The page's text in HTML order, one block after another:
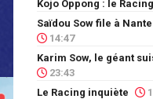
Kojo Oppong : le
14:47
23:43
Le Racing inquiète